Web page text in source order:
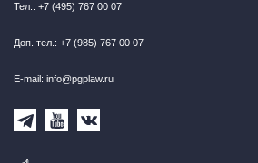
Тел.: +7 (495) 767 00 07
Доп. тел.: +7 (985) 767 00 07
E-mail: info@pgplaw.ru